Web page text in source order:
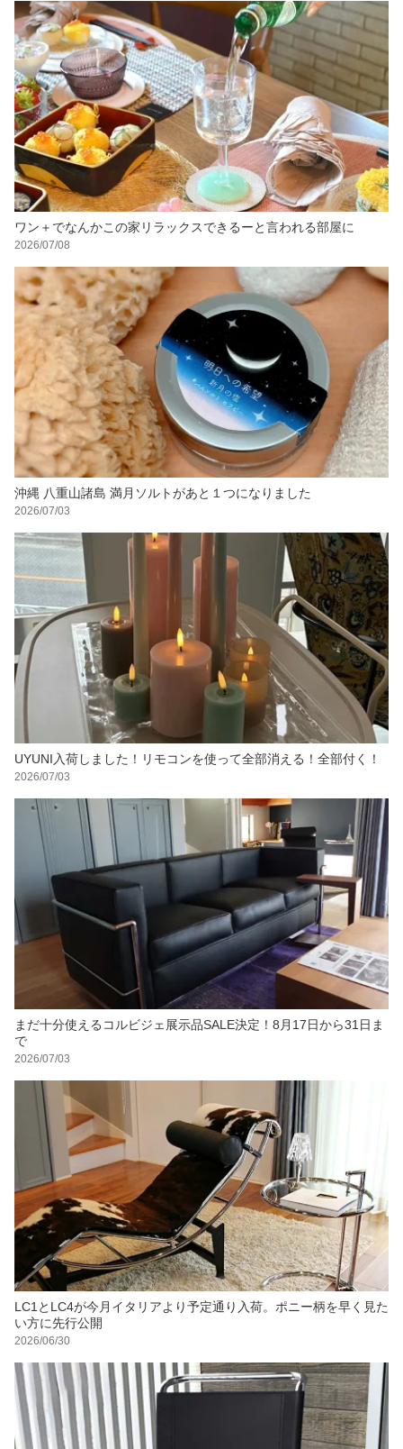
ワン＋でなんかこの家リラックスできるーと言われる部屋に
2026/07/08
沖縄 八重山諸島 満月ソルトがあと１つになりました
2026/07/03
UYUNI入荷しました！リモコンを使って全部消える！全部付く！
2026/07/03
まだ十分使えるコルビジェ展示品SALE決定！8月17日から31日ま
で
2026/07/03
LC1とLC4が今月イタリアより予定通り入荷。ポニー柄を早く見た
い方に先行公開
2026/06/30